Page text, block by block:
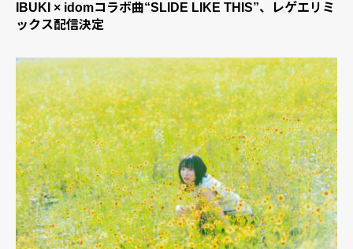
IBUKI × idomコラボ曲“SLIDE LIKE THIS”、レゲエリミ
ックス配信決定